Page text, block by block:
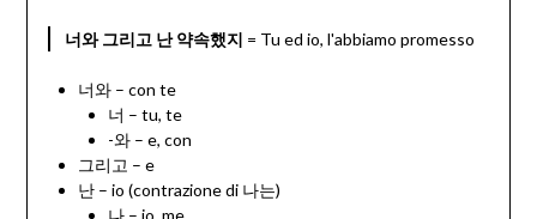
너와 그리고 난 약속했지 = Tu ed io, l'abbiamo promesso
너와 – con te
너 – tu, te
-와 – e, con
그리고 – e
난 – io (contrazione di 나는)
나 – io, me